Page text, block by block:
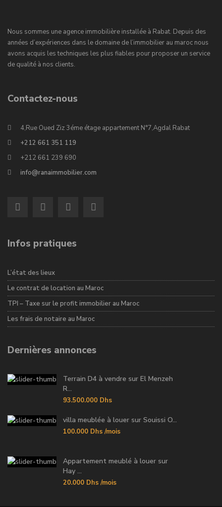
Nous sommes une agence immobilière installée à Rabat. Depuis des
années d’expériences dans le domaine de l’immobilier au maroc nous
avons acquis les techniques les plus fiables pour proposer un service
de qualité à nos clients.
Contactez-nous
4,Rue Oued Ziz 3éme étage appartement N°7,Agdal Rabat
+212 661 351 119
+212 661 239 690
info@ranaimmobilier.com
Infos pratiques
L’état des lieux
Le contrat de location au Maroc
TPI – Taxe sur le profit immobilier au Maroc
Les frais de notaire au Maroc
Dernières annonces
Terrain D4 à vendre sur El Menzeh
R...
93.500.000 Dhs
villa meublée à louer sur Souissi O...
100.000 Dhs /mois
Appartement meublé à louer sur
Hay ...
20.000 Dhs /mois